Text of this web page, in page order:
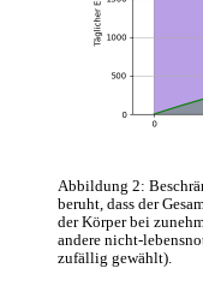
Abbildung 2:
beruht, dass der
der Körper bei
andere nicht-
zufällig gewählt).